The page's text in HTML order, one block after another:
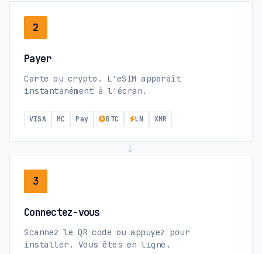
2
Payer
Carte ou crypto. L'eSIM apparaît
instantanément à l'écran.
VISA MC Pay BTC LN XMR
→
3
Connectez-vous
Scannez le QR code ou appuyez pour
installer. Vous êtes en ligne.